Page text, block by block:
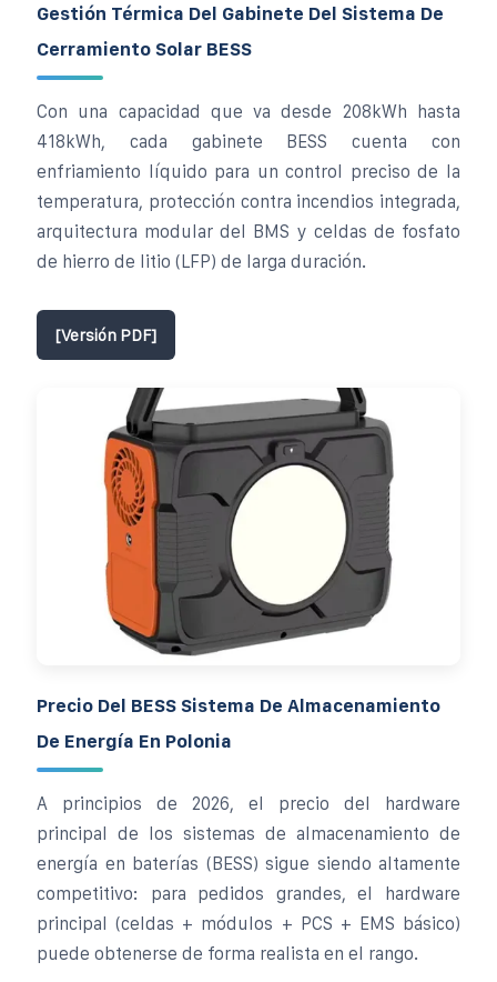
Gestión Térmica Del Gabinete Del Sistema De
Cerramiento Solar BESS
Con una capacidad que va desde 208kWh hasta
418kWh, cada gabinete BESS cuenta con
enfriamiento líquido para un control preciso de la
temperatura, protección contra incendios integrada,
arquitectura modular del BMS y celdas de fosfato
de hierro de litio (LFP) de larga duración.
[Versión PDF]
Precio Del BESS Sistema De Almacenamiento
De Energía En Polonia
A principios de 2026, el precio del hardware
principal de los sistemas de almacenamiento de
energía en baterías (BESS) sigue siendo altamente
competitivo: para pedidos grandes, el hardware
principal (celdas + módulos + PCS + EMS básico)
puede obtenerse de forma realista en el rango.